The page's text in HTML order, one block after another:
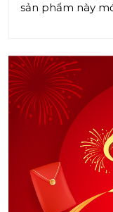
sản phẩm này